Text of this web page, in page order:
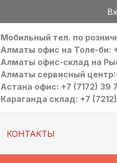
Мобильный тел. по
Алматы офис на Толе-би:
Алматы офис-склад на
Алматы сервисный центр:
Астана офис: +7 (7172) 39
Караганда склад: +7
КОНТАКТЫ